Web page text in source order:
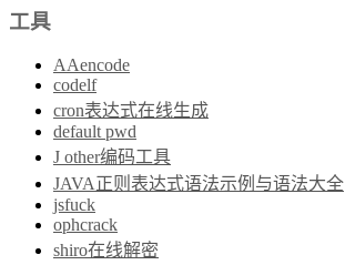
工具
AAencode
codelf
cron表达式在线生成
default pwd
J other编码工具
JAVA正则表达式语法示例与语法大全
jsfuck
ophcrack
shiro在线解密